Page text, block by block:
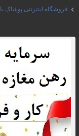
فروشگاه اینترنتی پوشاک